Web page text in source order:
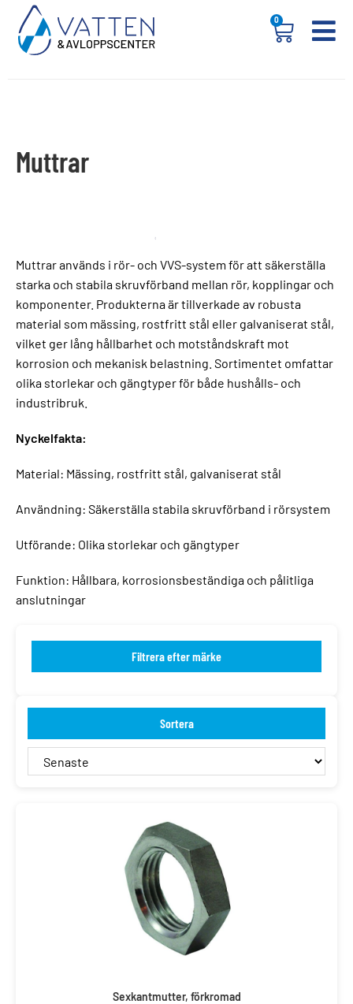
0
Muttrar
Muttrar används i rör- och VVS-system för att säkerställa
starka och stabila skruvförband mellan rör, kopplingar och
komponenter. Produkterna är tillverkade av robusta
material som mässing, rostfritt stål eller galvaniserat stål,
vilket ger lång hållbarhet och motståndskraft mot
korrosion och mekanisk belastning. Sortimentet omfattar
olika storlekar och gängtyper för både hushålls- och
industribruk.
Nyckelfakta:
Material: Mässing, rostfritt stål, galvaniserat stål
Användning: Säkerställa stabila skruvförband i rörsystem
Utförande: Olika storlekar och gängtyper
Funktion: Hållbara, korrosionsbeständiga och pålitliga
anslutningar
Filtrera efter märke
Sortera
Sexkantmutter, förkromad